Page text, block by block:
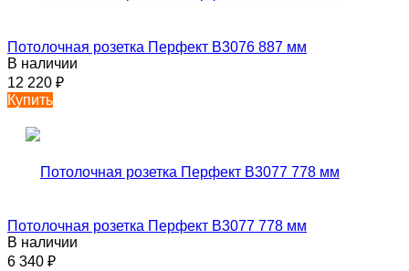
Потолочная розетка Перфект B3076 887 мм
В наличии
12 220 ₽
Купить
Потолочная розетка Перфект B3077 778 мм
В наличии
6 340 ₽